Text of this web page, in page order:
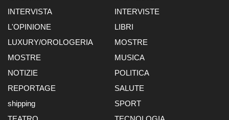
INTERVISTA
INTERVISTE
L'OPINIONE
LIBRI
LUXURY/OROLOGERIA
MOSTRE
MOSTRE
MUSICA
NOTIZIE
POLITICA
REPORTAGE
SALUTE
shipping
SPORT